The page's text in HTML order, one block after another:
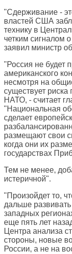
"Сдерживание -
властей США
технику в
четким сигналом
заявил министр
"Россия не будет
американского
несмотря на
существует
НАТО, - считает
"Национальная
сделает
размещают свои
когда они их
государствах
Тем не менее,
истеричной".
"Произойдет то,
дальше
западных
еще пять лет
Центра анализа
стороны, новые
России, а не на